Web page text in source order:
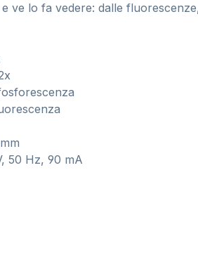
ve lo fa vedere: dalle
50 Hz, 90 mA